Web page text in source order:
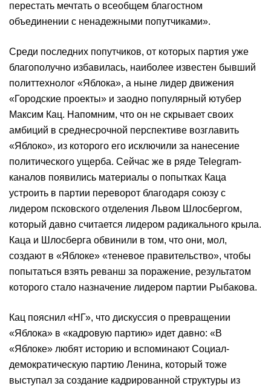
перестать мечтать о всеобщем благостном
объединении с ненадежными попутчиками».
Среди последних попутчиков, от которых партия уже
благополучно избавилась, наиболее известен бывший
политтехнолог «Яблока», а ныне лидер движения
«Городские проекты» и заодно популярный ютубер
Максим Кац. Напомним, что он не скрывает своих
амбиций в среднесрочной перспективе возглавить
«Яблоко», из которого его исключили за нанесение
политического ущерба. Сейчас же в ряде Telegram-
каналов появились материалы о попытках Каца
устроить в партии переворот благодаря союзу с
лидером псковского отделения Львом Шлосбергом,
который давно считается лидером радикального крыла.
Каца и Шлосберга обвинили в том, что они, мол,
создают в «Яблоке» «теневое правительство», чтобы
попытаться взять реванш за поражение, результатом
которого стало назначение лидером партии Рыбакова.
Кац пояснил «НГ», что дискуссия о превращении
«Яблока» в «кадровую партию» идет давно: «В
«Яблоке» любят историю и вспоминают Социал-
демократическую партию Ленина, который тоже
выступал за создание кадрированной структуры из